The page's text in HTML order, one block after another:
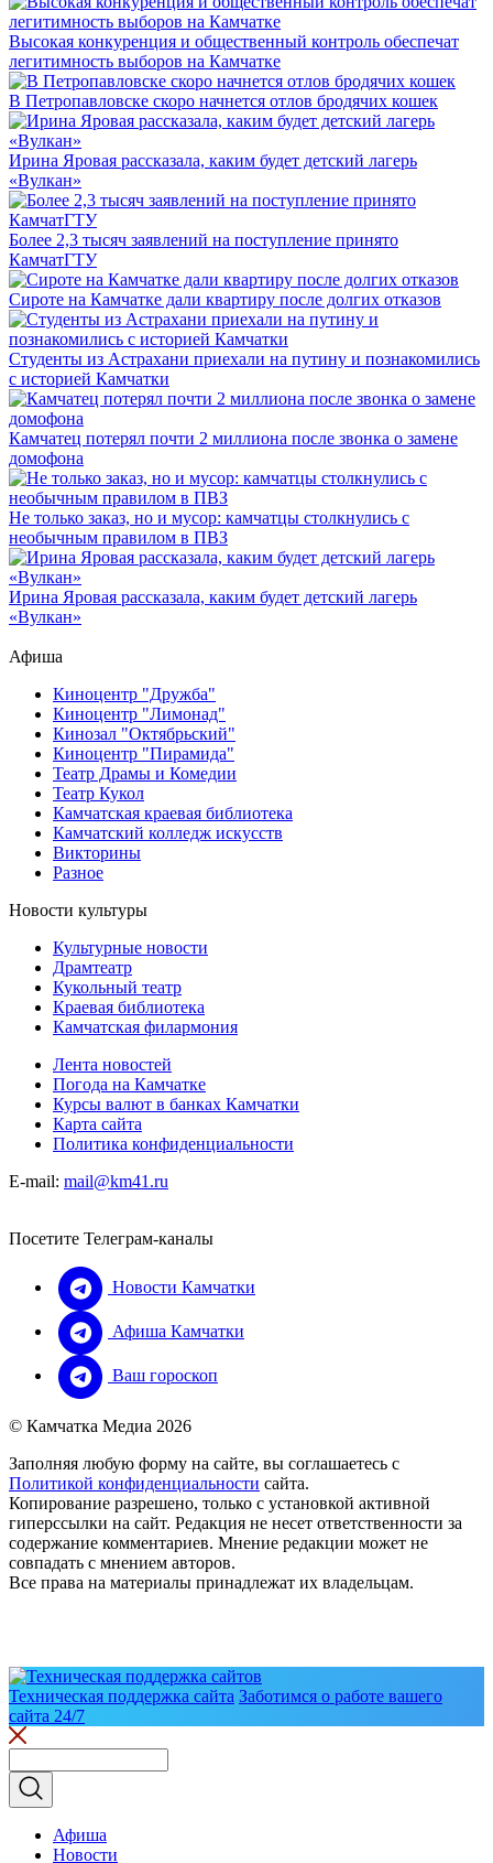
Высокая конкуренция и общественный контроль обеспечат
легитимность выборов на Камчатке
В Петропавловске скоро начнется отлов бродячих кошек
Ирина Яровая рассказала, каким будет детский лагерь
«Вулкан»
Более 2,3 тысяч заявлений на поступление принято
КамчатГТУ
Сироте на Камчатке дали квартиру после долгих отказов
Студенты из Астрахани приехали на путину и познакомились
с историей Камчатки
Камчатец потерял почти 2 миллиона после звонка о замене
домофона
Не только заказ, но и мусор: камчатцы столкнулись с
необычным правилом в ПВЗ
Ирина Яровая рассказала, каким будет детский лагерь
«Вулкан»
Афиша
Киноцентр "Дружба"
Киноцентр "Лимонад"
Кинозал "Октябрьский"
Киноцентр "Пирамида"
Театр Драмы и Комедии
Театр Кукол
Камчатская краевая библиотека
Камчатский колледж искусств
Викторины
Разное
Новости культуры
Культурные новости
Драмтеатр
Кукольный театр
Краевая библиотека
Камчатская филармония
Лента новостей
Погода на Камчатке
Курсы валют в банках Камчатки
Карта сайта
Политика конфиденциальности
E-mail: mail@km41.ru
Посетите Телеграм-каналы
Новости Камчатки
Афиша Камчатки
Ваш гороскоп
© Камчатка Медиа 2026
Заполняя любую форму на сайте, вы соглашаетесь с
Политикой конфиденциальности сайта.
Копирование разрешено, только с установкой активной
гиперссылки на сайт. Редакция не несет ответственности за
содержание комментариев. Мнение редакции может не
совпадать с мнением авторов.
Все права на материалы принадлежат их владельцам.
Техническая поддержка сайта Заботимся о работе вашего
сайта 24/7
Афиша
Новости